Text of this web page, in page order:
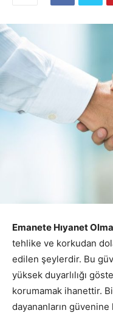
Emanete Hıyanet
tehlike ve korkudan
edilen şeylerdir. Bu
yüksek duyarlılığı
korumamak ihanettir.
dayananların güvenine